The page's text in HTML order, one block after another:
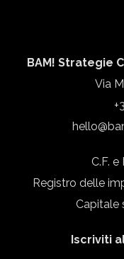
BAM! Strategie
Via
C.F. e
Registro delle
Capitale
Iscriviti